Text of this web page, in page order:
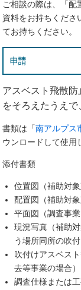
ご相談の際は、「配
資料をお持ちくださ
てお持ちください。
申請
アスベスト飛散
をそろえたうえで
書類は「南アルプス
ウンロードして使用
添付書類
位置図（補助対
配置図（補助対
平面図（調査事
現況写真（補助
う場所同所の吹
吹付けアスベス
去等事業の場合）
調査仕様または